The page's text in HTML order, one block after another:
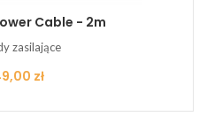
Cable - 2m
zasilające
zł